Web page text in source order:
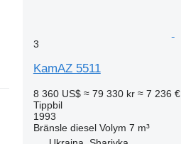
3
KamAZ 5511
8 360 US$ ≈ 79 330 kr ≈ 7 236 €
Tippbil
1993
Bränsle diesel Volym 7 m³